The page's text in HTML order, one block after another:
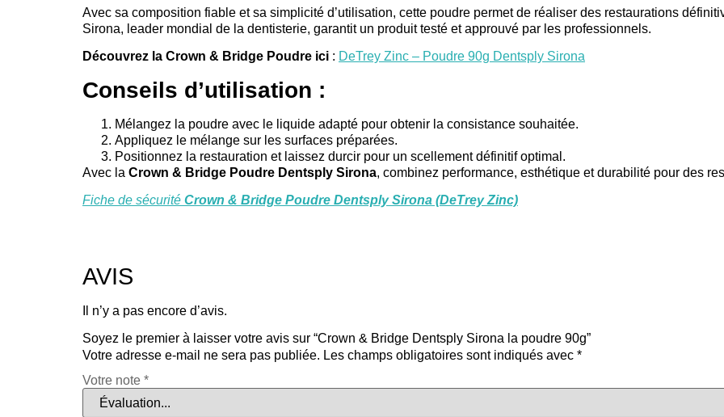
Avec sa composition fiable et sa simplicité d’utilisation, cette poudre permet de réaliser des restaurations
Sirona, leader mondial de la dentisterie, garantit un produit testé et approuvé par les professionnels.
Découvrez la Crown & Bridge Poudre ici : DeTrey Zinc – Poudre 90g Dentsply Sirona
Conseils d’utilisation :
Mélangez la poudre avec le liquide adapté pour obtenir la consistance souhaitée.
Appliquez le mélange sur les surfaces préparées.
Positionnez la restauration et laissez durcir pour un scellement définitif optimal.
Avec la Crown & Bridge Poudre Dentsply Sirona, combinez performance, esthétique et durabilité pour des
Fiche de sécurité Crown & Bridge Poudre Dentsply Sirona (DeTrey Zinc)
AVIS
Il n’y a pas encore d’avis.
Soyez le premier à laisser votre avis sur “Crown & Bridge Dentsply Sirona la poudre 90g”
Votre adresse e-mail ne sera pas publiée. Les champs obligatoires sont indiqués avec *
Votre note *